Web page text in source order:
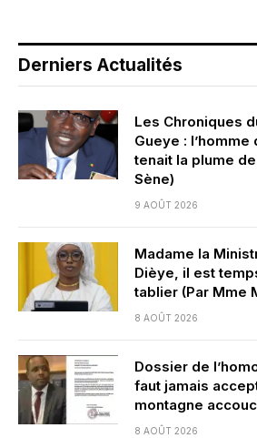
Derniers Actualités
Les Chroniques
Gueye : l’homme
tenait la plume de
Sène)
9 AOÛT 2026
Madame la
Dièye, il est
tablier (Par Mme
8 AOÛT 2026
Dossier de
faut jamais
montagne
8 AOÛT 2026